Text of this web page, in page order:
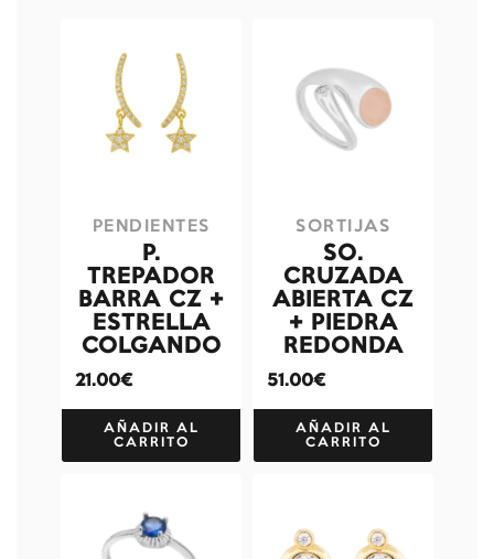
PENDIENTES
P.
TREPADOR
BARRA CZ +
ESTRELLA
COLGANDO
21.00€
AÑADIR AL
CARRITO
SORTIJAS
SO.
CRUZADA
ABIERTA CZ
+ PIEDRA
REDONDA
51.00€
AÑADIR AL
CARRITO